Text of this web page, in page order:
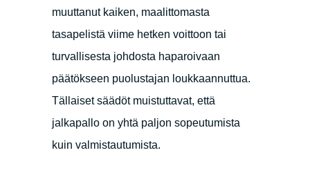
muuttanut kaiken, maalittomasta
tasapelistä viime hetken voittoon tai
turvallisesta johdosta haparoivaan
päätökseen puolustajan loukkaannuttua.
Tällaiset säädöt muistuttavat, että
jalkapallo on yhtä paljon sopeutumista
kuin valmistautumista.